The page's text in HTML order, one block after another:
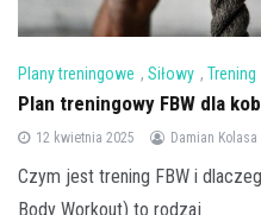
Plany treningowe , Siłowy , Trening
Plan treningowy FBW dla
12 kwietnia 2025 Damian Kolasa
Czym jest trening FBW i
Body Workout) to rodzaj